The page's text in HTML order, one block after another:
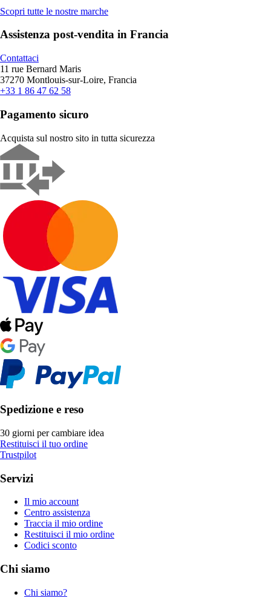
Scopri tutte le nostre marche
Assistenza post-vendita in Francia
Contattaci
11 rue Bernard Maris
37270 Montlouis-sur-Loire, Francia
+33 1 86 47 62 58
Pagamento sicuro
Acquista sul nostro sito in tutta sicurezza
Spedizione e reso
30 giorni per cambiare idea
Restituisci il tuo ordine
Trustpilot
Servizi
Il mio account
Centro assistenza
Traccia il mio ordine
Restituisci il mio ordine
Codici sconto
Chi siamo
Chi siamo?